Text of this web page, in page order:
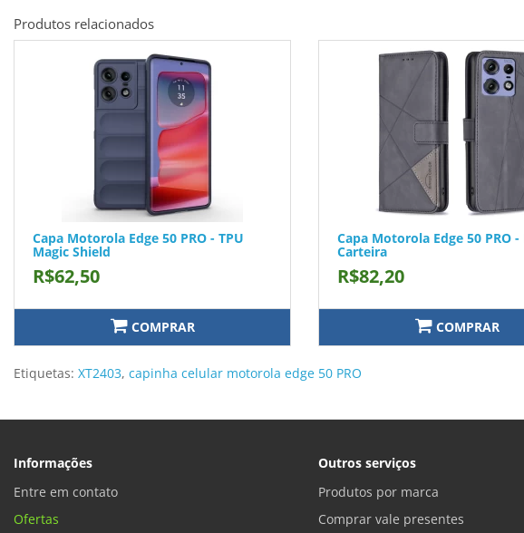
Produtos relacionados
Capa Motorola Edge 50 PRO - TPU
Magic Shield
R$62,50
COMPRAR
Capa Motorola Edge 50 PRO -
Carteira
R$82,20
COMPRAR
Etiquetas: XT2403, capinha celular motorola edge 50 PRO
Informações
Entre em contato
Ofertas
Outros serviços
Produtos por marca
Comprar vale presentes